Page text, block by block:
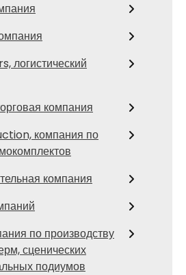
логистический
компания
компания по
компания
по производству
сценических
подиумов